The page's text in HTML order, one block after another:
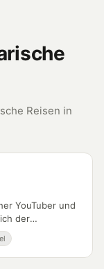
Reisen in
YouTuber und
der